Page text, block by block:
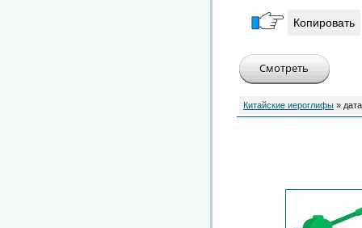
Копировать
Китайские иероглифы »